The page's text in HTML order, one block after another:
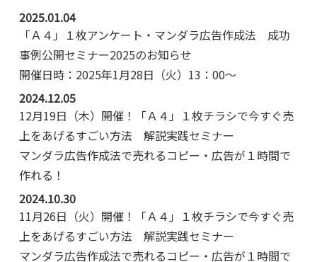
2025.01.04
「Ａ４」１枚アンケート・マンダラ広告作成法 成功
事例公開セミナー2025のお知らせ
開催日時：2025年1月28日（火）13：00～
2024.12.05
12月19日（木）開催！「Ａ４」１枚チラシで今すぐ売
上をあげるすごい方法 解説実践セミナー
マンダラ広告作成法で売れるコピー・広告が１時間で
作れる！
2024.10.30
11月26日（火）開催！「Ａ４」１枚チラシで今すぐ売
上をあげるすごい方法 解説実践セミナー
マンダラ広告作成法で売れるコピー・広告が１時間で